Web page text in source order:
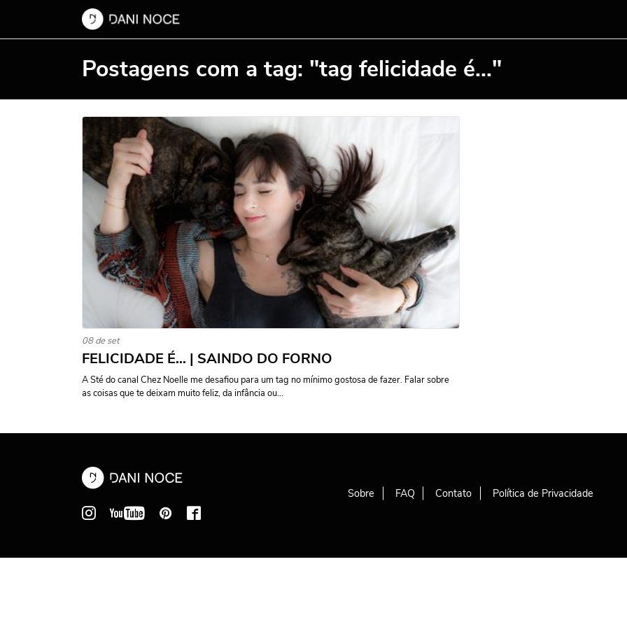
Postagens com a tag: "tag felicidade é..."
08 de set
FELICIDADE É… | SAINDO DO FORNO
A Sté do canal Chez Noelle me desafiou para um tag no mínimo gostosa de fazer. Falar sobre
as coisas que te deixam muito feliz, da infância ou...
Sobre FAQ Contato Política de Privacidade